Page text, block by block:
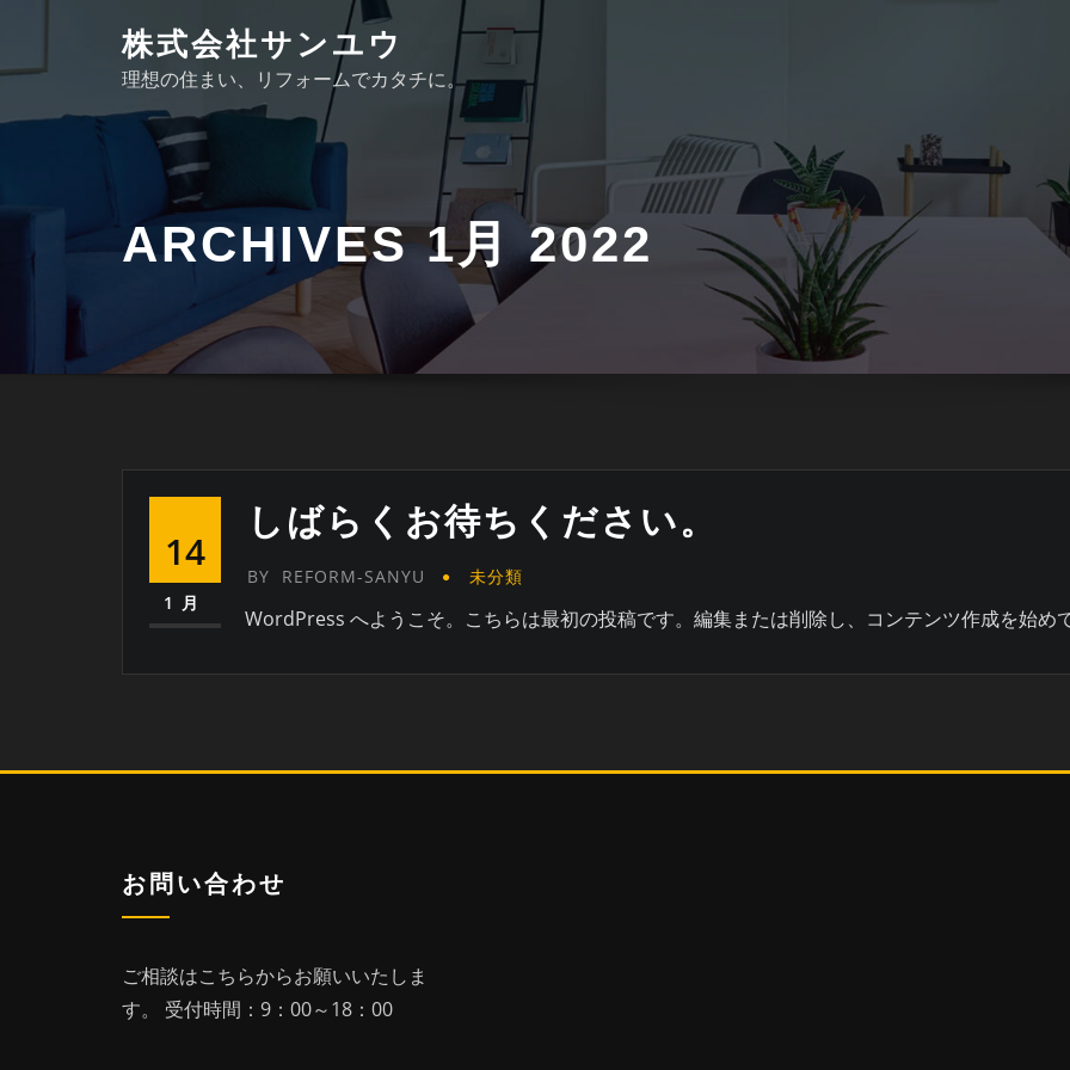
content
株式会社サンユウ
理想の住まい、リフォームでカタチに。
ARCHIVES 1月 2022
14
1月
しばらくお待ちください。
BY REFORM-SANYU 未分類
WordPress へようこそ。こちらは最初の投稿です。編集または削除し、コンテンツ作成を始め
お問い合わせ
ご相談はこちらからお願いいたしま
す。 受付時間：9：00～18：00